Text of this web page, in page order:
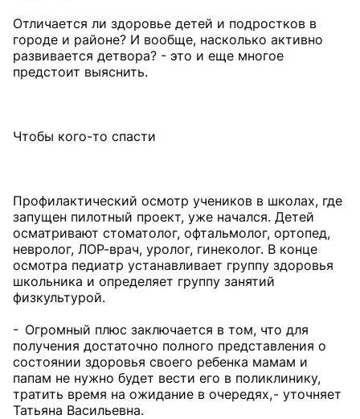
Отличается ли здоровье детей и подростков в
городе и районе? И вообще, насколько активно
развивается детвора? - это и еще многое
предстоит выяснить.
Чтобы кого-то спасти
Профилактический осмотр учеников в школах, где
запущен пилотный проект, уже начался. Детей
осматривают стоматолог, офтальмолог, ортопед,
невролог, ЛОР-врач, уролог, гинеколог. В конце
осмотра педиатр устанавливает группу здоровья
школьника и определяет группу занятий
физкультурой.
- Огромный плюс заключается в том, что для
получения достаточно полного представления о
состоянии здоровья своего ребенка мамам и
папам не нужно будет вести его в поликлинику,
тратить время на ожидание в очередях, - уточняет
Татьяна Васильевна.